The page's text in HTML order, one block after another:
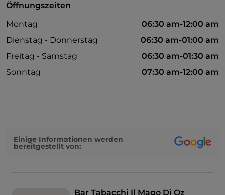
Ticket-Restaurant
Öffnungszeiten
Montag
06:30 am-12:00 am
Dienstag - Donnerstag
06:30 am-01:00 am
Freitag - Samstag
06:30 am-01:30 am
Sonntag
07:30 am-12:00 am
Einige Informationen werden
bereitgestellt von:
Bar Tabacchi Il Mago Di Oz